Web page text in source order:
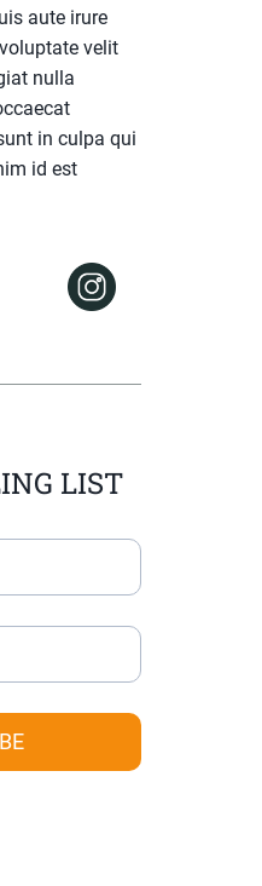
aute irure
velit
nulla
in culpa qui
id est
LIST